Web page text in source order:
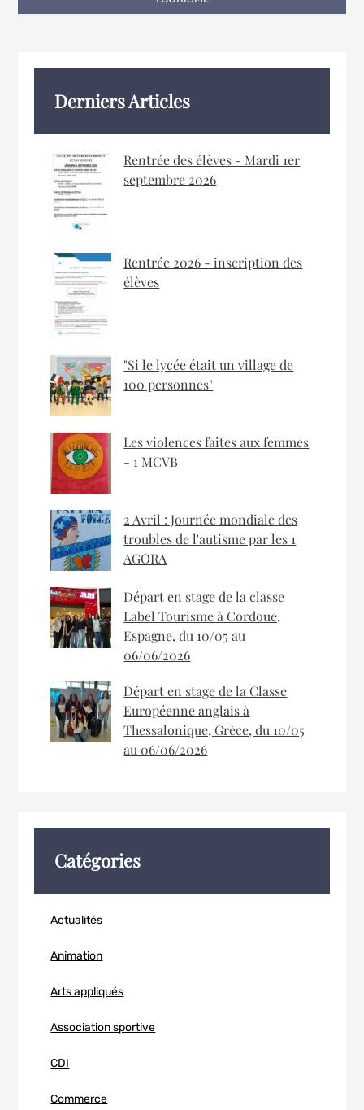
Derniers Articles
Rentrée des élèves - Mardi 1er
septembre 2026
Rentrée 2026 - inscription des
élèves
"Si le lycée était un village de
100 personnes"
Les violences faites aux femmes
- 1 MCVB
2 Avril : Journée mondiale des
troubles de l'autisme par les 1
AGORA
Départ en stage de la classe
Label Tourisme à Cordoue,
Espagne, du 10/05 au
06/06/2026
Départ en stage de la Classe
Européenne anglais à
Thessalonique, Grèce, du 10/05
au 06/06/2026
Catégories
Actualités
Animation
Arts appliqués
Association sportive
CDI
Commerce